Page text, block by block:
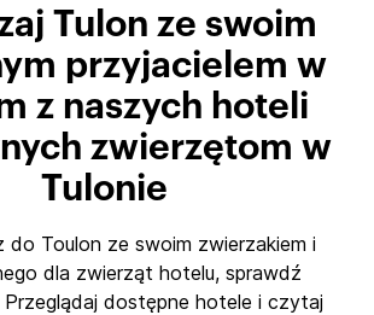
Tulon ze swoim
przyjacielem w
z naszych hoteli
zwierzętom w
Tulonie
do Toulon ze swoim zwierzakiem i
dla zwierząt hotelu, sprawdź
dostępne hotele i czytaj